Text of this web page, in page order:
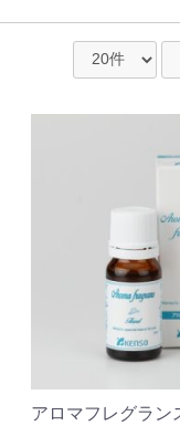
アロマフレグラン